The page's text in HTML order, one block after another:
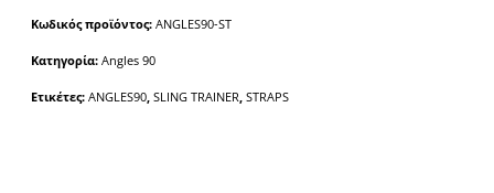
n
a
Κωδικός προϊόντος: ANGLES90-ST
Κατηγορία: Angles 90
Ετικέτες: ANGLES90 SLING TRAINER STRAPS